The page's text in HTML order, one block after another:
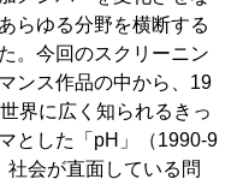
らゆる分野を横断する
。今回のスクリーニン
ンス作品の中から、19
界に広く知られるきっ
とした「pH」（1990-9
会が直面している問